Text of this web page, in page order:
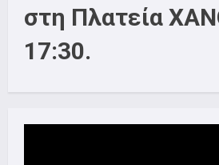
στη Πλατεία
17:30.